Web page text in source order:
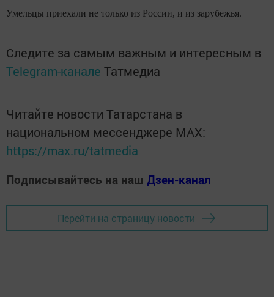
Умельцы приехали не только из России, и из зарубежья.
Следите за самым важным и интересным в
Telegram-канале Татмедиа
Читайте новости Татарстана в
национальном мессенджере MАХ:
https://max.ru/tatmedia
Подписывайтесь на наш Дзен-канал
Перейти на страницу новости